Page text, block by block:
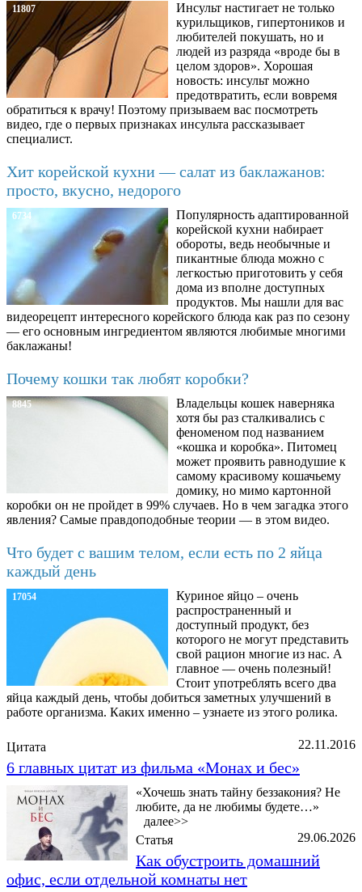
11807
Инсульт настигает не только
курильщиков, гипертоников и
любителей покушать, но и
людей из разряда «вроде бы в
целом здоров». Хорошая
новость: инсульт можно
предотвратить, если вовремя
обратиться к врачу! Поэтому призываем вас посмотреть
видео, где о первых признаках инсульта рассказывает
специалист.
Хит корейской кухни — салат из баклажанов:
просто, вкусно, недорого
6734
Популярность адаптированной
корейской кухни набирает
обороты, ведь необычные и
пикантные блюда можно с
легкостью приготовить у себя
дома из вполне доступных
продуктов. Мы нашли для вас
видеорецепт интересного корейского блюда как раз по сезону
— его основным ингредиентом являются любимые многими
баклажаны!
Почему кошки так любят коробки?
8845
Владельцы кошек наверняка
хотя бы раз сталкивались с
феноменом под названием
«кошка и коробка». Питомец
может проявить равнодушие к
самому красивому кошачьему
домику, но мимо картонной
коробки он не пройдет в 99% случаев. Но в чем загадка этого
явления? Самые правдоподобные теории — в этом видео.
Что будет с вашим телом, если есть по 2 яйца
каждый день
17054
Куриное яйцо – очень
распространенный и
доступный продукт, без
которого не могут представить
свой рацион многие из нас. А
главное — очень полезный!
Стоит употреблять всего два
яйца каждый день, чтобы добиться заметных улучшений в
работе организма. Каких именно – узнаете из этого ролика.
22.11.2016
Цитата
6 главных цитат из фильма «Монах и бес»
«Хочешь знать тайну беззакония? Не
любите, да не любимы будете…»
далее>>
29.06.2026
Статья
Как обустроить домашний
офис, если отдельной комнаты нет